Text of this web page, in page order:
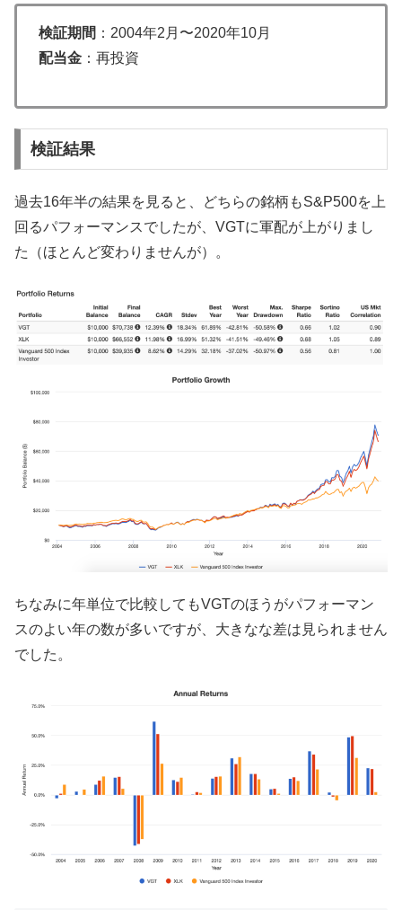
検証期間 ：2004年2月〜2020年10月
配当金 ：再投資
検証結果
過去16年半の結果を見ると、どちらの銘柄もS&P500を上
回るパフォーマンスでしたが、VGTに軍配が上がりまし
た（ほとんど変わりませんが）。
ちなみに年単位で比較してもVGTのほうがパフォーマン
スのよい年の数が多いですが、大きなな差は見られません
でした。